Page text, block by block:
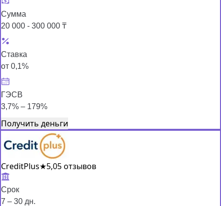
Сумма
20 000 - 300 000 ₸
Ставка
от 0,1%
ГЭСВ
3,7% – 179%
Получить деньги
CreditPlus★5,05 отзывов
Срок
7 – 30 дн.